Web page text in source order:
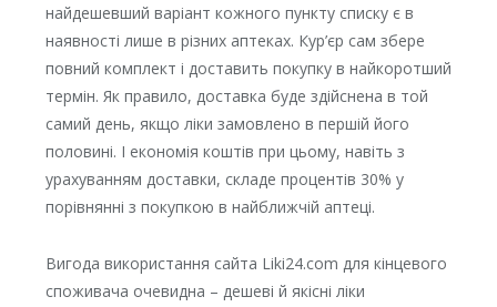
найдешевший варіант кожного пункту списку є в
наявності лише в різних аптеках. Кур’єр сам збере
повний комплект і доставить покупку в найкоротший
термін. Як правило, доставка буде здійснена в той
самий день, якщо ліки замовлено в першій його
половині. І економія коштів при цьому, навіть з
урахуванням доставки, складе процентів 30% у
порівнянні з покупкою в найближчій аптеці.
Вигода використання сайта Liki24.com для кінцевого
споживача очевидна – дешеві й якісні ліки